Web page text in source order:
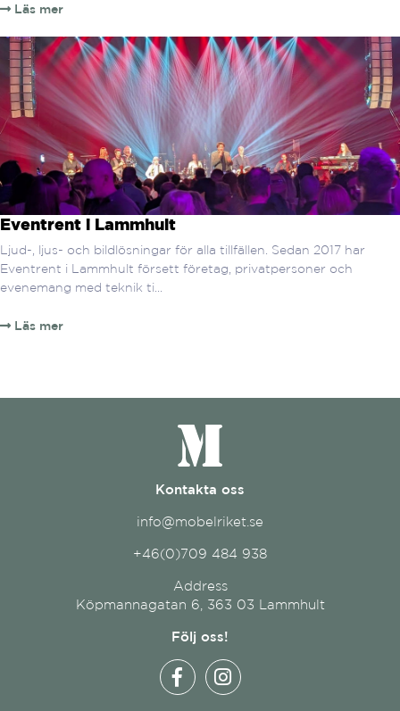
Läs mer
Eventrent i Lammhult
Ljud-, ljus- och bildlösningar för alla tillfällen. Sedan 2017 har
Eventrent i Lammhult försett företag, privatpersoner och
evenemang med teknik ti...
Läs mer
Kontakta oss
info@mobelriket.se
+46(0)709 484 938
Address
Köpmannagatan 6, 363 03 Lammhult
Följ oss!